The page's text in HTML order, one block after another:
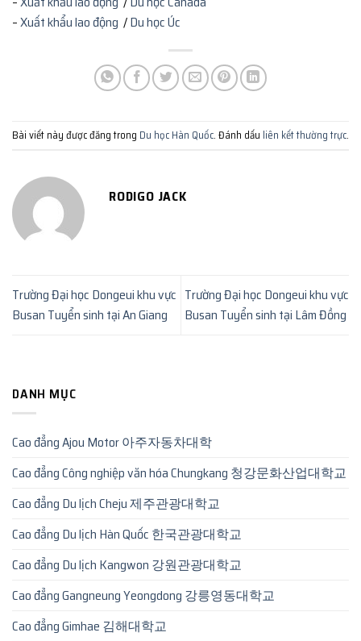
–Xuất khẩu lao động /Du học Úc
Bài viết này được đăng trong Du học Hàn Quốc. Đánh dấu liên kết thường trực.
RODIGO JACK
Trường Đại học Dongeui khu vực
Busan Tuyển sinh tại An Giang
Trường Đại học Dongeui khu vực
Busan Tuyển sinh tại Lâm Đồng
DANH MỤC
Cao đẳng Ajou Motor 아주자동차대학
Cao đẳng Công nghiệp văn hóa Chungkang 청강문화산업대학교
Cao đẳng Du lịch Cheju 제주관광대학교
Cao đẳng Du lịch Hàn Quốc 한국관광대학교
Cao đẳng Du lịch Kangwon 강원관광대학교
Cao đẳng Gangneung Yeongdong 강릉영동대학교
Cao đẳng Gimhae 김해대학교